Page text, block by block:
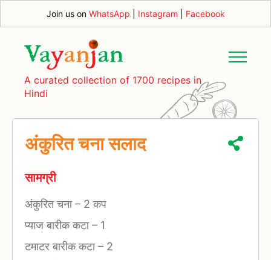
Join us on WhatsApp Instagram Facebook
A curated collection of 1700 recipes in
Hindi
अंकुरित चना सलाद
सामग्री
अंकुरित चना– 2 कप
प्याज बारीक कटा– 1
टमाटर बारीक कटा– 2